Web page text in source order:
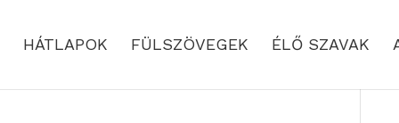
HÁTLAPOK FÜLSZÖVEGEK ÉLŐ SZAVAK